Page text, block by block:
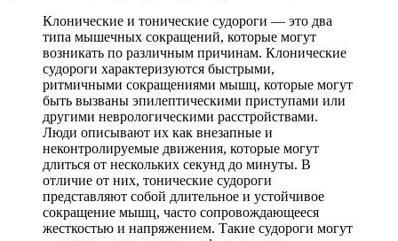
Клонические и тонические судороги — это два
типа мышечных сокращений, которые могут
возникать по различным причинам. Клонические
судороги характеризуются быстрыми,
ритмичными сокращениями мышц, которые могут
быть вызваны эпилептическими приступами или
другими неврологическими расстройствами.
Люди описывают их как внезапные и
неконтролируемые движения, которые могут
длиться от нескольких секунд до минуты. В
отличие от них, тонические судороги
представляют собой длительное и устойчивое
сокращение мышц, часто сопровождающееся
жесткостью и напряжением. Такие судороги могут